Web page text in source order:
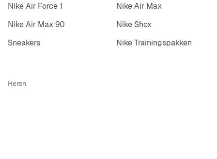
Nike Air Force 1
Nike Air Max
Nike Air Max 90
Nike Shox
Sneakers
Nike Trainingspakken
Heren